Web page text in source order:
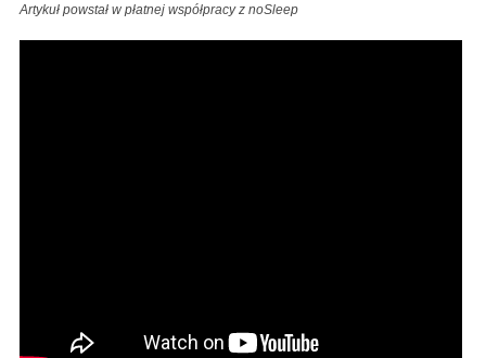
Artykuł powstał w płatnej współpracy z noSleep